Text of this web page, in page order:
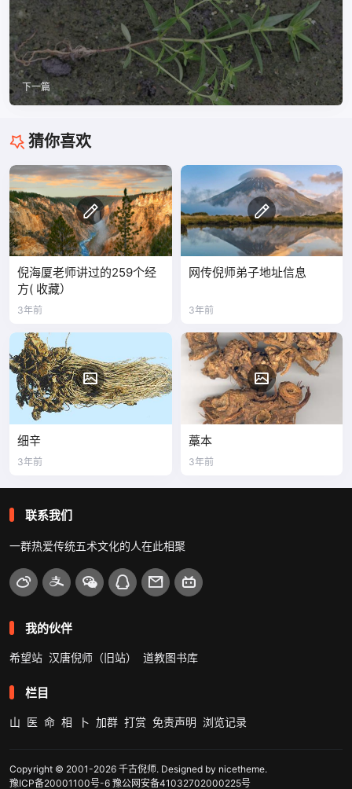
下一篇
猜你喜欢
倪海厦老师讲过的259个经
方( 收藏）
3年前
网传倪师弟子地址信息
3年前
细辛
3年前
藁本
3年前
联系我们
一群热爱传统五术文化的人在此相聚
我的伙伴
希望站 汉唐倪师（旧站） 道教图书库
栏目
山 医 命 相 卜 加群 打赏 免责声明 浏览记录
Copyright © 2001-2026 千古倪师. Designed by nicetheme.
豫ICP备20001100号-6 豫公网安备41032702000225号